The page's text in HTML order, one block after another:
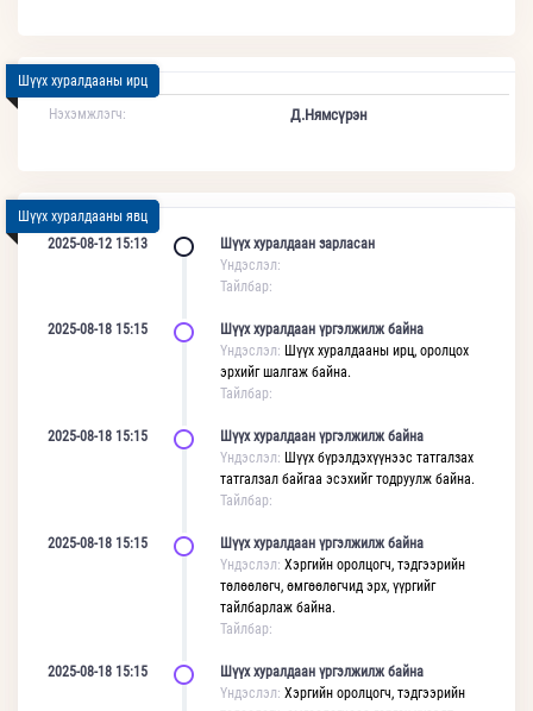
Шүүх хуралдааны ирц
Нэхэмжлэгч:
Д.Нямсүрэн
Шүүх хуралдааны явц
2025-08-12 15:13
Шүүх хуралдаан зарласан
Үндэслэл:
Тайлбар:
2025-08-18 15:15
Шүүх хуралдаан үргэлжилж байна
Үндэслэл: Шүүх хуралдааны ирц, оролцох
эрхийг шалгаж байна.
Тайлбар:
2025-08-18 15:15
Шүүх хуралдаан үргэлжилж байна
Үндэслэл: Шүүх бүрэлдэхүүнээс татгалзах
татгалзал байгаа эсэхийг тодруулж байна.
Тайлбар:
2025-08-18 15:15
Шүүх хуралдаан үргэлжилж байна
Үндэслэл: Хэргийн оролцогч, тэдгээрийн
төлөөлөгч, өмгөөлөгчид эрх, үүргийг
тайлбарлаж байна.
Тайлбар:
2025-08-18 15:15
Шүүх хуралдаан үргэлжилж байна
Үндэслэл: Хэргийн оролцогч, тэдгээрийн